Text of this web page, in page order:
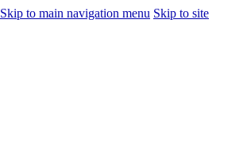
Skip to main navigation menu Skip to site